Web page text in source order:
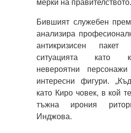
мерки на правителството.
Бившият служебен
анализира
антикризисен
ситуацията като
невероятни
интересни фигури.
като Киро човек, в кой
тъжна ирония
Инджова.